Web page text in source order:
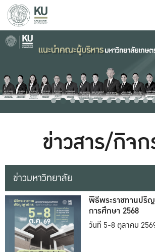
ข่าวสาร/กิจ
ข่าวมหาวิทยาลัย
พิธีพระราชทานปริ
การศึกษา 2568
วันที่ 5-8 ตุลาคม